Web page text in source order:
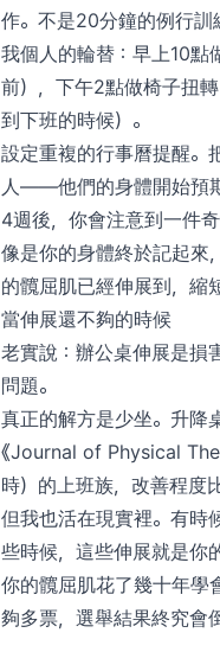
作。不是20分鐘的例行訓
我個人的輪替：早上10點
前），下午2點做椅子扭
到下班的時候）。
設定重複的行事曆提醒。
人——他們的身體開始預
4週後，你會注意到一件奇
像是你的身體終於記起來
的髖屈肌已經伸展到，縮短
當伸展還不夠的時候
老實說：辦公桌伸展是
問題。
真正的解方是少坐。升降
《Journal of Physical
時）的上班族，改善程度
但我也活在現實裡。有時
些時候，這些伸展就是你
你的髖屈肌花了幾十年學
夠多票，選舉結果終究會